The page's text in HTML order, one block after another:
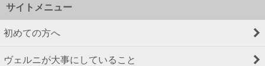
サイトメニュー
初めての方へ
ヴェルニが大事にしていること